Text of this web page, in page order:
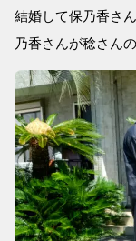
結婚して保乃香さ
乃香さんが稔さん